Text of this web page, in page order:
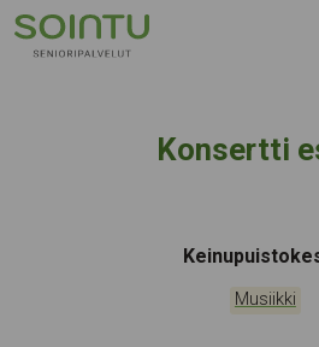
Hyppää sisältöön
Konsertti
Kategoriat:
Musiikki